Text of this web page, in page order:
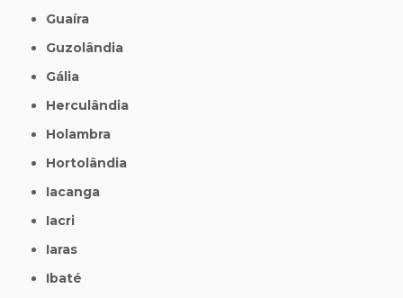
Guaíra
Guzolândia
Gália
Herculândia
Holambra
Hortolândia
Iacanga
Iacri
Iaras
Ibaté